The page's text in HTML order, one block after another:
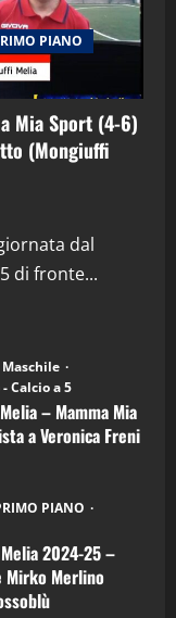
PIANO
Mia Sport (4-6)
(Mongiuffi
dal
di fronte...
Maschile
Calcio a 5
– Mamma Mia
a Veronica Freni
PIANO
2024-25 –
Merlino
29^ Puntata
28^ Puntata
27^ Puntata